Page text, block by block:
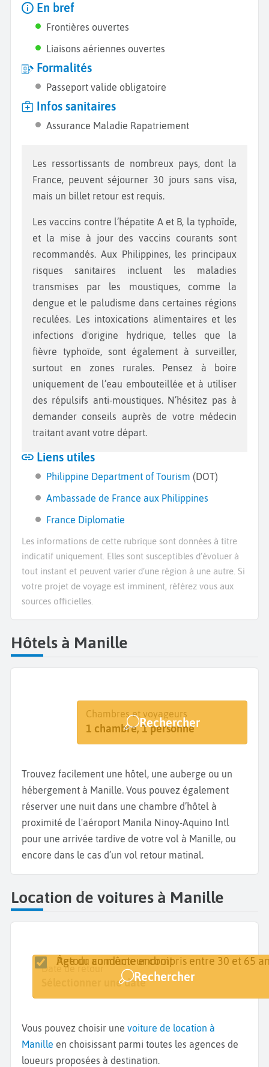
En bref
Frontières ouvertes
Liaisons aériennes ouvertes
Formalités
Passeport valide obligatoire
Infos sanitaires
Assurance Maladie Rapatriement
Les ressortissants de nombreux pays, dont la
France, peuvent séjourner 30 jours sans visa,
mais un billet retour est requis.
Les vaccins contre l’hépatite A et B, la typhoïde,
et la mise à jour des vaccins courants sont
recommandés. Aux Philippines, les principaux
risques sanitaires incluent les maladies
transmises par les moustiques, comme la
dengue et le paludisme dans certaines régions
reculées. Les intoxications alimentaires et les
infections d'origine hydrique, telles que la
fièvre typhoïde, sont également à surveiller,
surtout en zones rurales. Pensez à boire
uniquement de l’eau embouteillée et à utiliser
des répulsifs anti-moustiques. N’hésitez pas à
demander conseils auprès de votre médecin
traitant avant votre départ.
Liens utiles
Philippine Department of Tourism (DOT)
Ambassade de France aux Philippines
France Diplomatie
Les informations de cette rubrique sont données à titre
indicatif uniquement. Elles sont susceptibles d’évoluer à
tout instant et peuvent varier d’une région à une autre. Si
votre projet de voyage est imminent, référez vous aux
sources officielles.
Hôtels à Manille
Destination
Manille
Dates
Dates de votre séjour
Chambres et voyageurs
1 chambre, 1 personne
Rechercher
Trouvez facilement une hôtel, une auberge ou un
hébergement à Manille. Vous pouvez également
réserver une nuit dans une chambre d’hôtel à
proximité de l'aéroport Manila Ninoy-Aquino Intl
pour une arrivée tardive de votre vol à Manille, ou
encore dans le cas d’un vol retour matinal.
Location de voitures à Manille
Lieu de retrait
Date de retrait
Sélectionner une date
Date de retour
Sélectionner une date
Retour au même endroit
Âge du conducteur compris entre 30 et 65
Rechercher
Vous pouvez choisir une voiture de location à
Manille en choisissant parmi toutes les agences de
loueurs proposées à destination.